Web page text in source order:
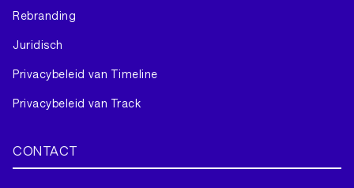
Rebranding
Juridisch
Privacybeleid van Timeline
Privacybeleid van Track
CONTACT